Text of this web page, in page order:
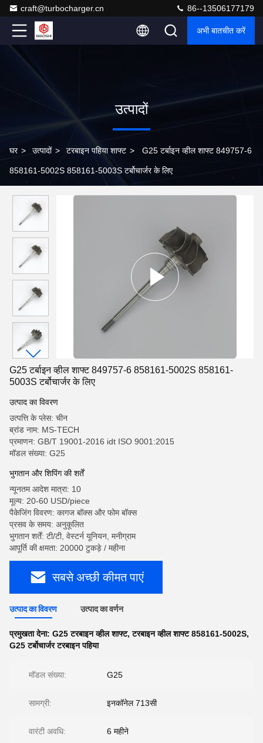
craft@turbocharger.cn 86--13506177179
अभी बातचीत करें
उत्पादों
घर > उत्पादों > टरबाइन पहिया शाफ्ट > G25 टर्बाइन व्हील शाफ्ट 849757-6
858161-5002S 858161-5003S टर्बोचार्जर के लिए
G25 टर्बाइन व्हील शाफ्ट 849757-6 858161-5002S 858161-
5003S टर्बोचार्जर के लिए
उत्पाद का विवरण
उत्पत्ति के प्लेस: चीन
ब्रांड नाम: MS-TECH
प्रमाणन: GB/T 19001-2016 idt ISO 9001:2015
मॉडल संख्या: G25
भुगतान और शिपिंग की शर्तें
न्यूनतम आदेश मात्रा: 10
मूल्य: 20-60 USD/piece
पैकेजिंग विवरण: कागज बॉक्स और फोम बॉक्स
प्रसव के समय: अनुकूलित
भुगतान शर्तें: टी/टी, वेस्टर्न यूनियन, मनीग्राम
आपूर्ति की क्षमता: 20000 टुकड़े / महीना
सबसे अच्छी कीमत पाएं
उत्पाद का विवरण उत्पाद का वर्णन
प्रमुखता देना: G25 टरबाइन व्हील शाफ्ट,टरबाइन व्हील शाफ्ट 858161-5002S,
G25 टर्बोचार्जर टरबाइन पहिया
मॉडल संख्या: G25
सामग्री: इनकॉनेल 713सी
वारंटी अवधि: 6 महीने